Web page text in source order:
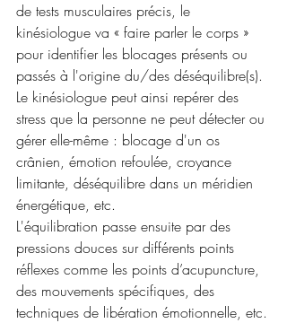
de tests musculaires précis, le
kinésiologue va « faire parler le corps »
pour identifier les blocages présents ou
passés à l'origine du/des déséquilibre(s).
Le kinésiologue peut ainsi repérer des
stress que la personne ne peut détecter ou
gérer elle-même : blocage d'un os
crânien, émotion refoulée, croyance
limitante, déséquilibre dans un méridien
énergétique, etc.
L'équilibration passe ensuite par des
pressions douces sur différents points
réflexes comme les points d’acupuncture,
des mouvements spécifiques, des
techniques de libération émotionnelle, etc.